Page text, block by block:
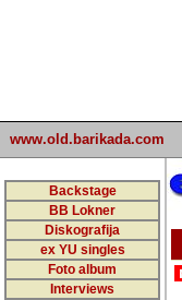
www.old.barikada.com
Backstage
BB Lokner
Diskografija
ex YU singles
Foto album
Interviews